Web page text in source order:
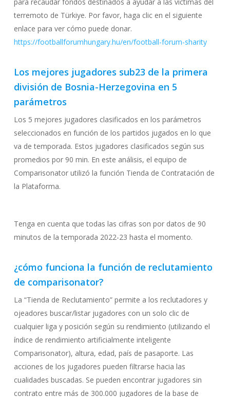
para recaudar fondos destinados a ayudar a las víctimas del
terremoto de Türkiye. Por favor, haga clic en el siguiente
enlace para ver cómo puede donar.
https://footballforumhungary.hu/en/football-forum-sharity
Los mejores jugadores sub23 de la primera
división de Bosnia-Herzegovina en 5
parámetros
Los 5 mejores jugadores clasificados en los parámetros
seleccionados en función de los partidos jugados en lo que
va de temporada. Estos jugadores clasificados según sus
promedios por 90 min. En este análisis, el equipo de
Comparisonator utilizó la función Tienda de Contratación de
la Plataforma.
Tenga en cuenta que todas las cifras son por datos de 90
minutos de la temporada 2022-23 hasta el momento.
¿cómo funciona la función de reclutamiento
de comparisonator?
La “Tienda de Reclutamiento” permite a los reclutadores y
ojeadores buscar/listar jugadores con un solo clic de
cualquier liga y posición según su rendimiento (utilizando el
índice de rendimiento artificialmente inteligente
Comparisonator), altura, edad, país de pasaporte. Las
acciones de los jugadores pueden filtrarse hacia las
cualidades buscadas. Se pueden encontrar jugadores sin
contrato entre más de 300.000 jugadores de la base de